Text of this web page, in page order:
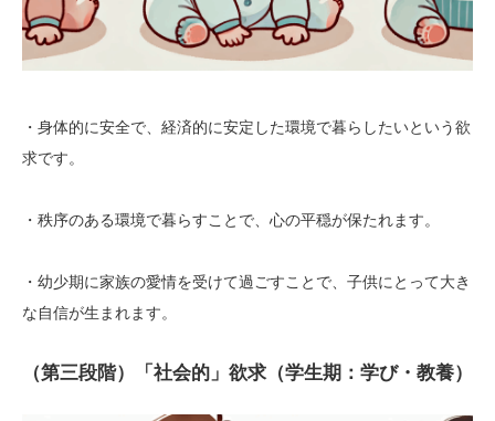
・身体的に安全で、経済的に安定した環境で暮らしたいという欲
求です。
・秩序のある環境で暮らすことで、心の平穏が保たれます。
・幼少期に家族の愛情を受けて過ごすことで、子供にとって大き
な自信が生まれます。
（第三段階）「社会的」欲求（学生期：学び・教養）